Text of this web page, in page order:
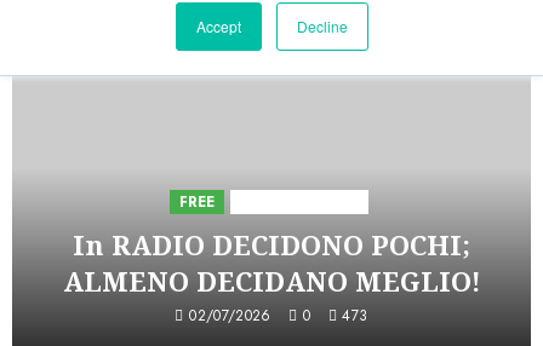
Accept Decline
FREE
In RADIO DECIDONO POCHI;
ALMENO DECIDANO MEGLIO!
02/07/2026 0 473